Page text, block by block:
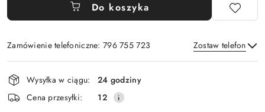
Do koszyka
Zamówienie telefoniczne: 796 755 723 Zostaw telefon
Wyślij
Dostępność
i
dostawa
Wysyłka w ciągu:
24 godziny
Cena przesyłki:
12